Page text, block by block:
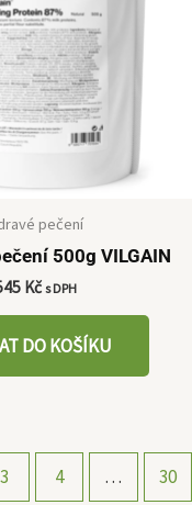
pečení
500g VILGAIN
Kč s DPH
DO KOŠÍKU
3 4 … 30